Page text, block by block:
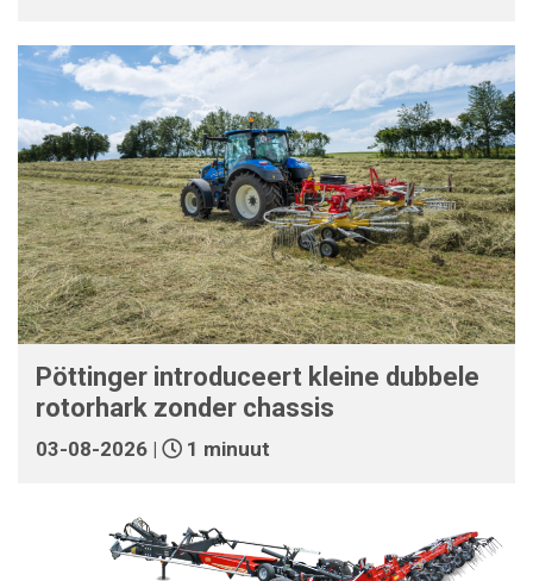
Pöttinger introduceert kleine dubbele
rotorhark zonder chassis
03-08-2026 | 1 minuut